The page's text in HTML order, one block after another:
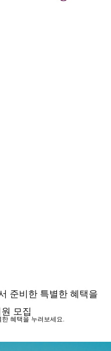
준비한 특별한 혜택을
모집
혜택을 누려보세요.